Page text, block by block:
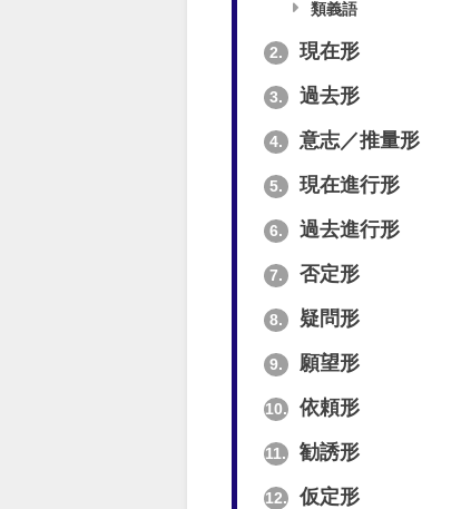
類義語
2. 現在形
3. 過去形
4. 意志／推量形
5. 現在進行形
6. 過去進行形
7. 否定形
8. 疑問形
9. 願望形
10. 依頼形
11. 勧誘形
12. 仮定形